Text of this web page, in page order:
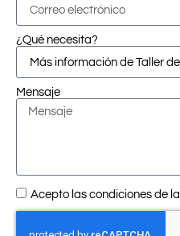
¿Qué necesita?
Mensaje
Acepto las condiciones de la